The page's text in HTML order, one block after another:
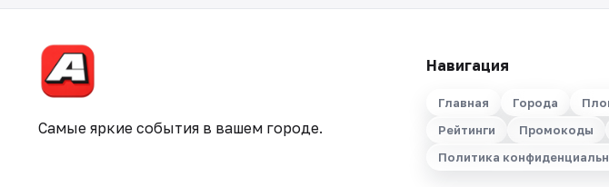
Самые яркие события в вашем городе.
Навигация
Главная Города
Рейтинги
Промокоды
Политика